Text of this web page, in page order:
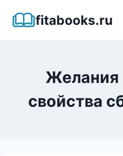
fitabooks.ru
свойства